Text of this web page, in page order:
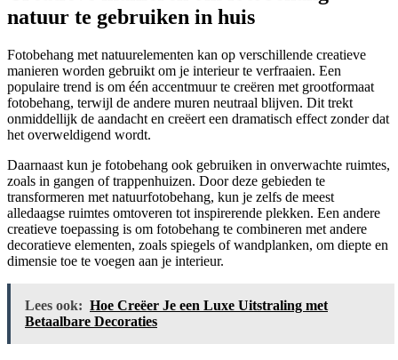
natuur te gebruiken in huis
Fotobehang met natuurelementen kan op verschillende creatieve
manieren worden gebruikt om je interieur te verfraaien. Een
populaire trend is om één accentmuur te creëren met grootformaat
fotobehang, terwijl de andere muren neutraal blijven. Dit trekt
onmiddellijk de aandacht en creëert een dramatisch effect zonder dat
het overweldigend wordt.
Daarnaast kun je fotobehang ook gebruiken in onverwachte ruimtes,
zoals in gangen of trappenhuizen. Door deze gebieden te
transformeren met natuurfotobehang, kun je zelfs de meest
alledaagse ruimtes omtoveren tot inspirerende plekken. Een andere
creatieve toepassing is om fotobehang te combineren met andere
decoratieve elementen, zoals spiegels of wandplanken, om diepte en
dimensie toe te voegen aan je interieur.
Lees ook: Hoe Creëer Je een Luxe Uitstraling met
Betaalbare Decoraties